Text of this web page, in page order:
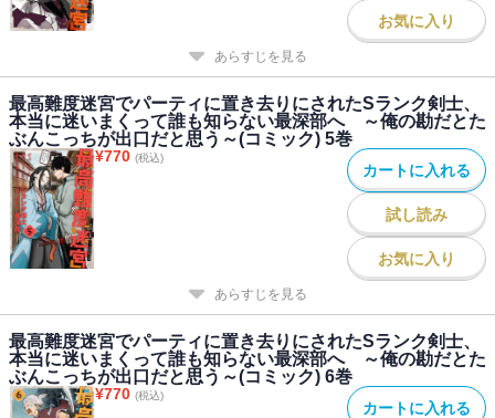
お気に入り
あらすじを見る
最高難度迷宮でパーティに置き去りにされたSランク剣士、
本当に迷いまくって誰も知らない最深部へ ～俺の勘だとた
ぶんこっちが出口だと思う～(コミック) 5巻
¥770 (税込)
カートに入れる
試し読み
お気に入り
あらすじを見る
最高難度迷宮でパーティに置き去りにされたSランク剣士、
本当に迷いまくって誰も知らない最深部へ ～俺の勘だとた
ぶんこっちが出口だと思う～(コミック) 6巻
¥770 (税込)
カートに入れる